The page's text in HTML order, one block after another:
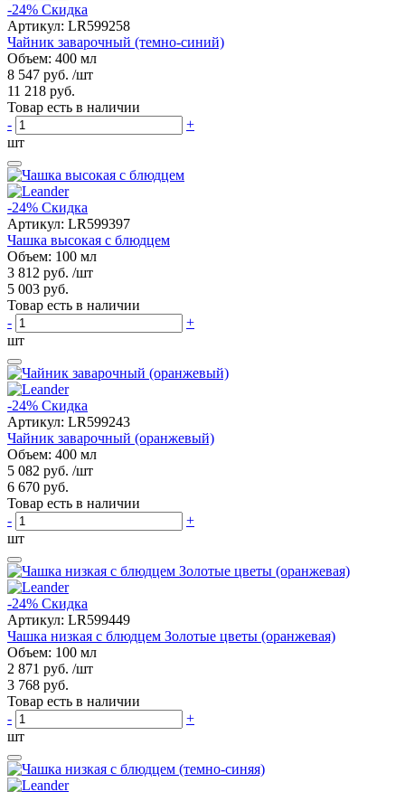
-24% Скидка
Артикул: LR599258
Чайник заварочный (темно-синий)
Объем: 400 мл
8 547 руб. /шт
11 218 руб.
Товар есть в наличии
-
+
шт
-24% Скидка
Артикул: LR599397
Чашка высокая с блюдцем
Объем: 100 мл
3 812 руб. /шт
5 003 руб.
Товар есть в наличии
-
+
шт
-24% Скидка
Артикул: LR599243
Чайник заварочный (оранжевый)
Объем: 400 мл
5 082 руб. /шт
6 670 руб.
Товар есть в наличии
-
+
шт
-24% Скидка
Артикул: LR599449
Чашка низкая с блюдцем Золотые цветы (оранжевая)
Объем: 100 мл
2 871 руб. /шт
3 768 руб.
Товар есть в наличии
-
+
шт